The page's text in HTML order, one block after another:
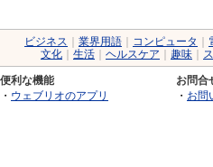
ビジネス 業界用語 コンピュータ
文化
生活 ヘルスケア 趣味
便利な機能
・ ウェブリオのアプリ
お問合
・ お問